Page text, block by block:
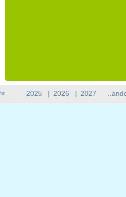
: 2025 | 2026 | 2027